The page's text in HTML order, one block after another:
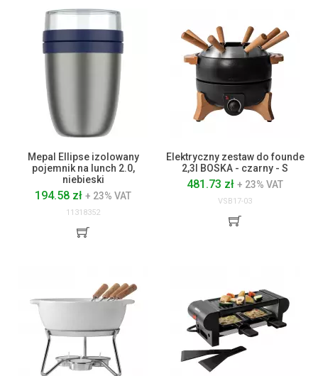
Mepal Ellipse izolowany
pojemnik na lunch 2.0,
niebieski
194.58 zł + 23% VAT
11318352
Elektryczny zestaw do founde
2,3l BOSKA - czarny - S
481.73 zł + 23% VAT
VSB17-03